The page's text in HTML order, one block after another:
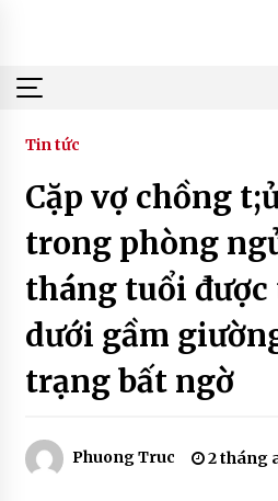
Tin tức
Cặp vợ chồng
trong phòng
tháng tuổi
dưới gầm
trạng bất ngờ
Phuong Truc 2 tháng